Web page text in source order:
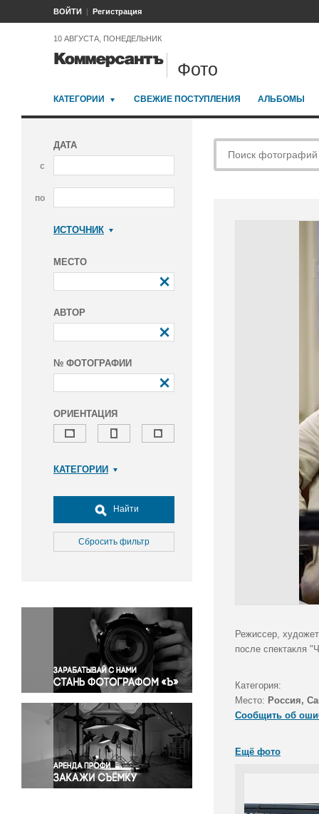
ВОЙТИ Регистрация
10 АВГУСТА, ПОНЕДЕЛЬНИК
Фото
КАТЕГОРИИ СВЕЖИЕ ПОСТУПЛЕНИЯ АЛЬБОМЫ
ДАТА
с
по
ИСТОЧНИК
МЕСТО
АВТОР
№ ФОТОГРАФИИ
ОРИЕНТАЦИЯ
КАТЕГОРИИ
Досуг, туризм и отдых
Культура
Медицина
Окружающая среда
Политика
Правосудие
Происшествия и конфликты
Религия
Светская жизнь
Спорт
Экология
Экономика и бизнес
Найти
Сбросить фильтр
Режиссер,
после спектакля
Категория:
Место: Россия,
Сообщить об
Ещё фото